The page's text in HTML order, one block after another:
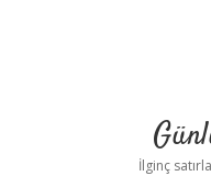
İlginç